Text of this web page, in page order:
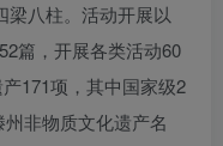
梁八柱。活动开展以
篇，开展各类活动60
171项，其中国家级2
非物质文化遗产名